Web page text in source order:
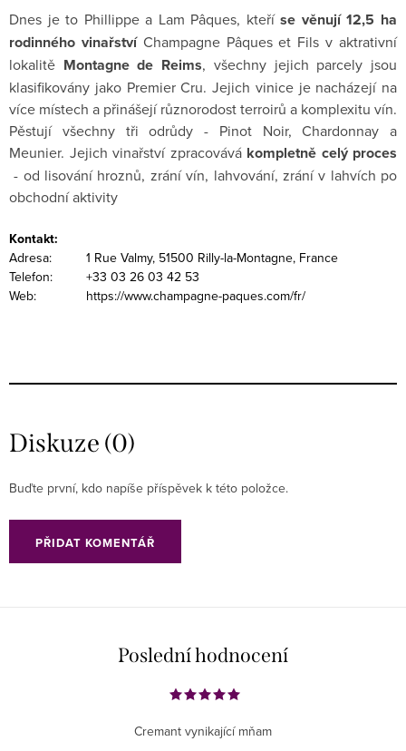
Dnes je to Phillippe a Lam Pâques, kteříse věnují 12,5 ha
rodinného vinařstvíChampagne Pâques et Fils v aktrativní
lokalitě Montagne de Reims, všechny jejich parcely jsou
klasifikovány jako Premier Cru. Jejich vinice je nacházejí na
více místech a přinášejí různorodost terroirů a komplexitu vín.
Pěstují všechny tři odrůdy - Pinot Noir, Chardonnay a
Meunier. Jejich vinařství zpracovává kompletně celý proces
- od lisování hroznů, zrání vín, lahvování, zrání v lahvích po
obchodní aktivity
Kontakt:
Adresa:
1 Rue Valmy, 51500 Rilly-la-Montagne, France
Telefon:
+33 03 26 03 42 53
Web:
https://www.champagne-paques.com/fr/
Diskuze (0)
Buďte první, kdo napíše příspěvek k této položce.
PŘIDAT KOMENTÁŘ
Poslední hodnocení
Cremant vynikající mňam